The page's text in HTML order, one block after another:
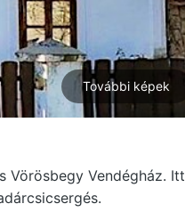
További képek
Vörösbegy Vendégház. Itt